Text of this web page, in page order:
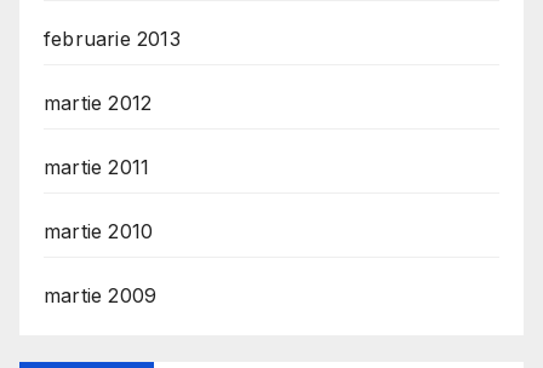
februarie 2013
martie 2012
martie 2011
martie 2010
martie 2009